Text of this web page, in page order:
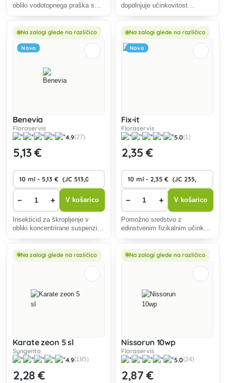
obliki vodotopnega praška s
dopolnjuje učinkovitost
Na zalogi glede na različico
Novo
Benevia
Floraservis
4.9(27)
5,13 €
− + V košarico
Insekticid za škropljenje v
obliki koncentrirane suspenzije
pred jedkimi škodljivci in
škodljivci sesalcev.
Na zalogi glede na različico
Novo
Fix-it
Floraservis
5.0(1)
2,35 €
− + V košarico
Pomožno sredstvo z
edinstvenim fizikalnim učinkom
rastline na vrtu, v rastlinjaku in
na balkonu.
Na zalogi glede na različico
Karate zeon 5 sl
Syngenta
4.9(185)
2,28 €
Na zalogi glede na različico
Nissorun 10wp
Floraservis
5.0(24)
2,87 €